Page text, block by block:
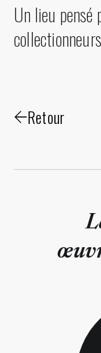
Un lieu pensé
Retour